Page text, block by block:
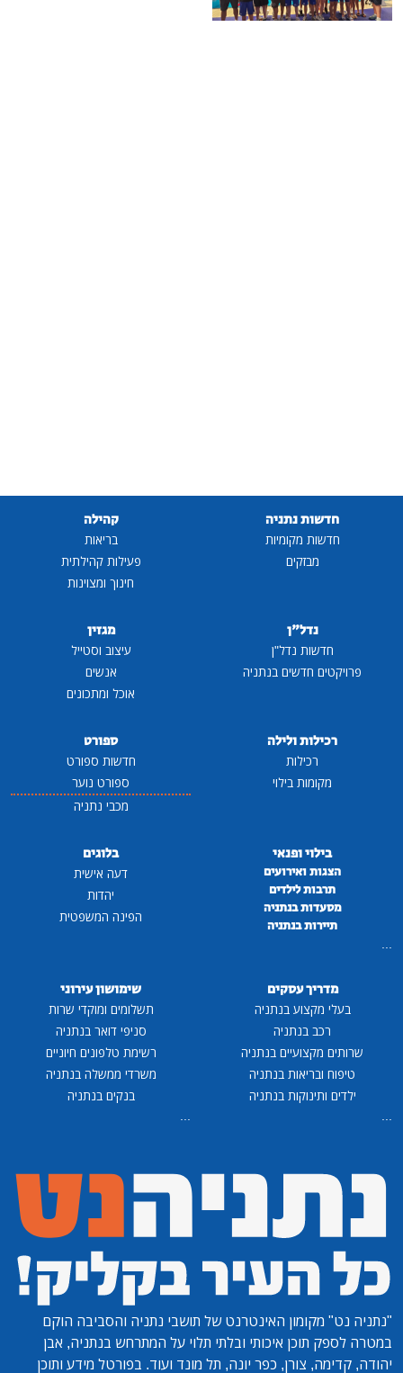
חדשות נתניה
חדשות מקומיות
מבזקים
קהילה
בריאות
פעילות קהילתית
חינוך ומצוינות
נדל"ן
חדשות נדל"ן
פרויקטים חדשים בנתניה
מגזין
עיצוב וסטייל
אנשים
אוכל ומתכונים
רכילות ולילה
רכילות
מקומות בילוי
ספורט
חדשות ספורט
ספורט נוער
מכבי נתניה
בילוי ופנאי
הצגות ואירועים
תרבות לילדים
מסעדות בנתניה
תיירות בנתניה
...
בלוגים
דעה אישית
יהדות
הפינה המשפטית
מדריך עסקים
בעלי מקצוע בנתניה
רכב בנתניה
שרותים מקצועיים בנתניה
טיפוח ובריאות בנתניה
ילדים ותינוקות בנתניה
...
שימושון עירוני
תשלומים ומוקדי שרות
סניפי דואר בנתניה
רשימת טלפונים חיוניים
משרדי ממשלה בנתניה
בנקים בנתניה
...
"נתניה נט" מקומון האינטרנט של תושבי נתניה והסביבה הוקם
במטרה לספק תוכן איכותי ובלתי תלוי על המתרחש בנתניה, אבן
יהודה, קדימה, צורן, כפר יונה, תל מונד ועוד. בפורטל מידע ותוכן